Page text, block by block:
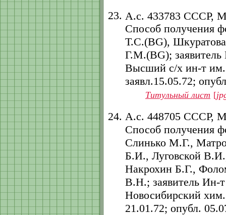
А.с. 433783 СССР,
Способ получения
Т.С.(BG),
Г.М.(BG);
Высший с/х ин-т им.
заявл.15.05.72;
Титульный лист [
А.с. 448705 СССР,
Способ получения
Слинько М.Г.,
Б.И., Луговской
Накрохин Б.Г.,
В.Н.; заявитель
Новосибирский хим.
21.01.72; опубл.